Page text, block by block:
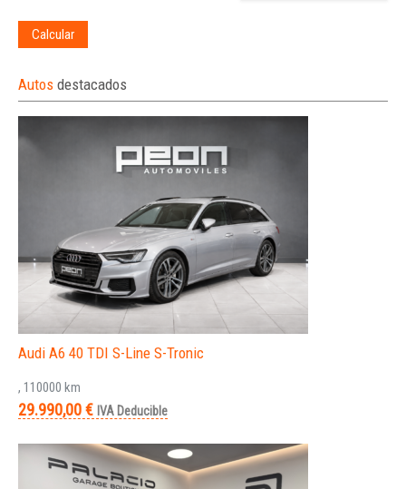
Calcular
Autos destacados
Audi A6 40 TDI S-Line S-Tronic
, 110000 km
29.990,00 € IVA Deducible